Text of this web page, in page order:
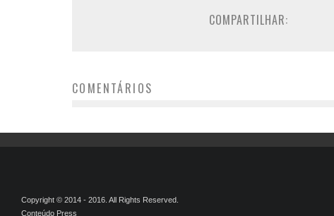
COMPARTILHAR:
COMENTÁRIOS
Copyright © 2014 - 2016. All Rights Reserved.
Conteúdo Press